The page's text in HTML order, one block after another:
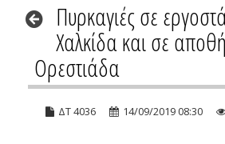
Πυρκαγιές σε
Χαλκίδα και σε
Ορεστιάδα
ΔΤ 4036 14/09/2019 08:30